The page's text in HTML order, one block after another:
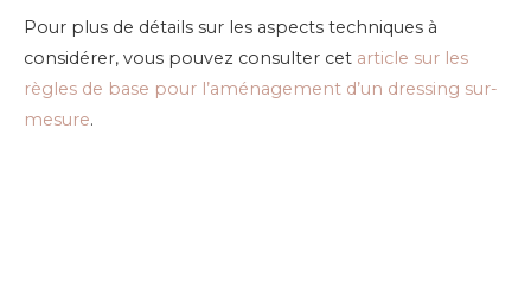
Pour plus de détails sur les aspects techniques à
considérer, vous pouvez consulter cet article sur les
règles de base pour l’aménagement d’un dressing sur-
mesure.